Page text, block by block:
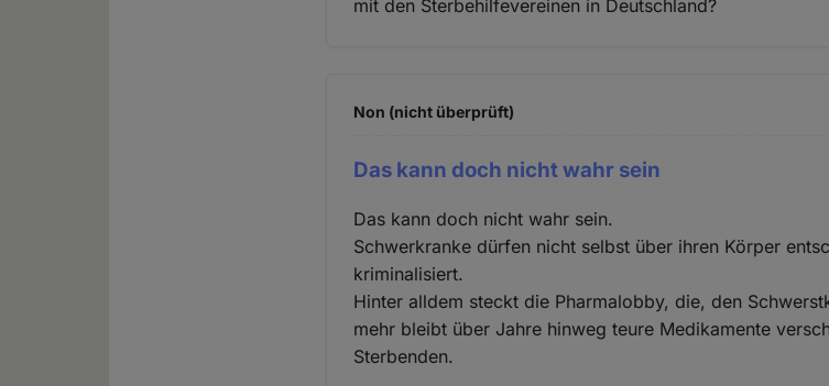
mit den Sterbehilfevereinen in Deutschland?
Non (nicht überprüft)
Das kann doch nicht wahr sein
Das kann doch nicht wahr sein.
Schwerkranke dürfen nicht selbst über ihren Körper
kriminalisiert.
Hinter alldem steckt die Pharmalobby, die, den
mehr bleibt über Jahre hinweg teure Medikamente
Sterbenden.